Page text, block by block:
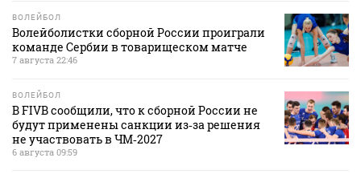
ВОЛЕЙБОЛ
Волейболистки сборной России проиграли
команде Сербии в товарищеском матче
7 августа 22:46
ВОЛЕЙБОЛ
В FIVB сообщили, что к сборной России не
будут применены санкции из‑за решения
не участвовать в ЧМ‑2027
6 августа 09:59